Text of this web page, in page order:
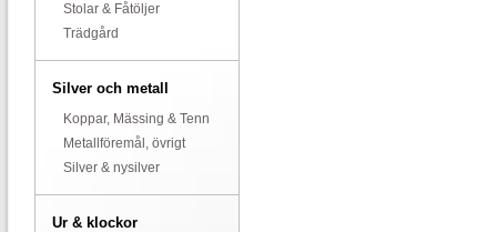
Stolar & Fåtöljer
Trädgård
Silver och metall
Koppar, Mässing & Tenn
Metallföremål, övrigt
Silver & nysilver
Ur & klockor